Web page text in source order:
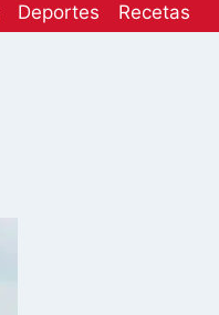
Deportes Recetas